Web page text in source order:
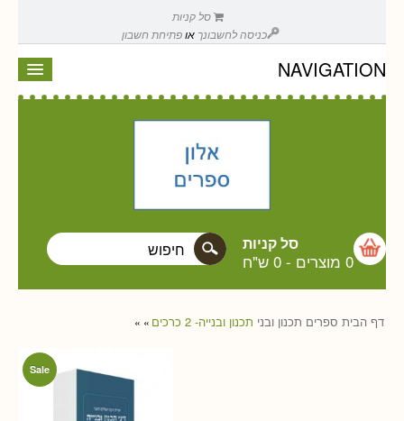
סל קניות
כניסה לחשבונך אופתיחת חשבון
NAVIGATION
סל קניות
0 מוצרים - 0 ש"ח
דף הבית » ספרים תכנון ובני » תכנון ובנייה- 2 כרכים
Sale